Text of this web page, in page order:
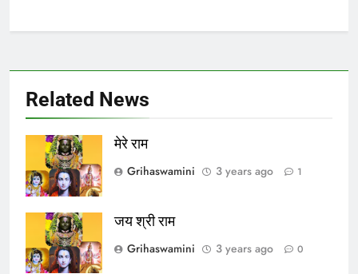
Related News
मेरे राम
Grihaswamini
3 years ago 1
जय श्री राम
Grihaswamini
3 years ago 0